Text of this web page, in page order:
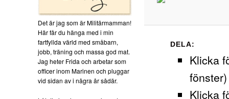
DELA:
Klicka
fönster)
Klicka
Det är jag som är Militärmamman!
Här får du hänga med i min
fartfyllda värld med småbarn,
jobb, träning och massa god mat.
Jag heter Frida och arbetar som
officer inom Marinen och pluggar
vid sidan av i några år sådär.